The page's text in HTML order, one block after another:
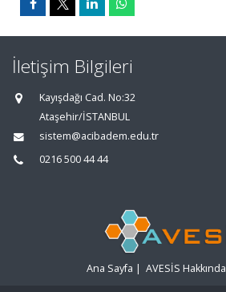
İletişim Bilgileri
Kayışdağı Cad. No:32
Ataşehir/İSTANBUL
sistem@acibadem.edu.tr
0216 500 44 44
Ana Sayfa | AVESİS Hakkında